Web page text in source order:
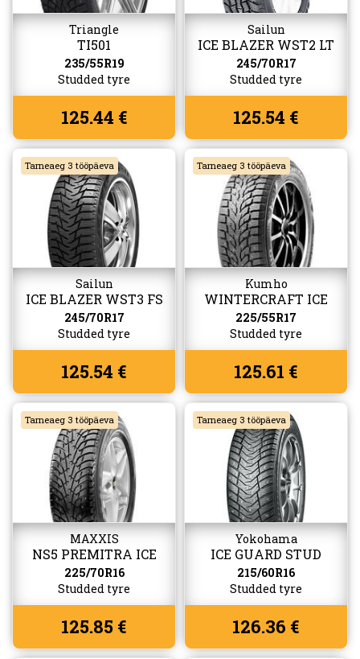
Triangle
TI501
235/55R19
Studded tyre
125.44 €
Sailun
ICE BLAZER WST2 LT
245/70R17
Studded tyre
125.54 €
Tarneaeg 3 tööpäeva
Sailun
ICE BLAZER WST3 FS
245/70R17
Studded tyre
125.54 €
Tarneaeg 3 tööpäeva
Kumho
WINTERCRAFT ICE
WI32
225/55R17
Studded tyre
125.61 €
Tarneaeg 3 tööpäeva
MAXXIS
NS5 PREMITRA ICE
225/70R16
Studded tyre
125.85 €
Tarneaeg 3 tööpäeva
Yokohama
ICE GUARD STUD
(IG65)
215/60R16
Studded tyre
126.36 €